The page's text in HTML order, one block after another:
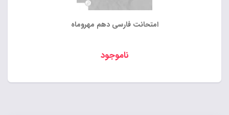
امتحانت فارسی دهم مهروماه
ناموجود